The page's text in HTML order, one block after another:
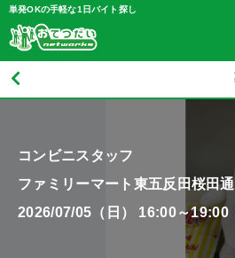
単発OKの手軽な1日バイト探し
コンビニスタッフ
ファミリーマート東五反田桜田
2026/07/05（日） 16:00～19:00